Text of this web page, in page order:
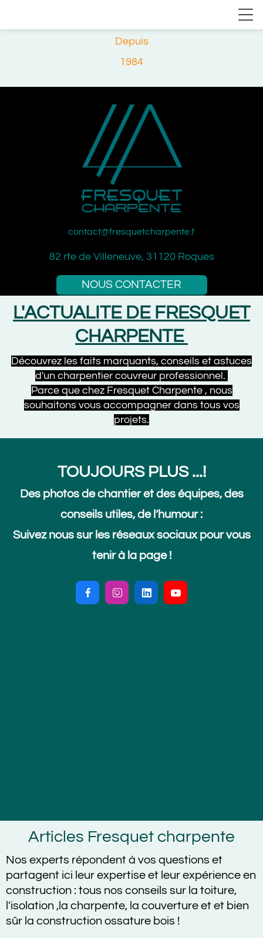
Depuis
1984
contact@fresquetcharpente.fr
82 rte de Villeneuve, 31120 Roques
NOUS CONTACTER
L'ACTUALITE DE FRESQUET
CHARPENTE
Découvrez les faits marquants, conseils et astuces
d'un charpentier couvreur professionnel.
Parce que chez Fresquet Charpente , nous
souhaitons vous accompagner dans tous vos
projets.
TOUJOURS PLUS ...!
Des photos de chantier et des équipes, des
conseils utiles, de l’humour :
Suivez nous sur les réseaux sociaux pour vous
tenir à la page !
   
Articles Fresquet charpente
Nos experts répondent à vos questions et
partagent ici leur expertise et leur expérience en
construction : tous nos conseils sur la toiture,
l'isolation ,la charpente, la couverture et et bien
sûr la construction ossature bois !